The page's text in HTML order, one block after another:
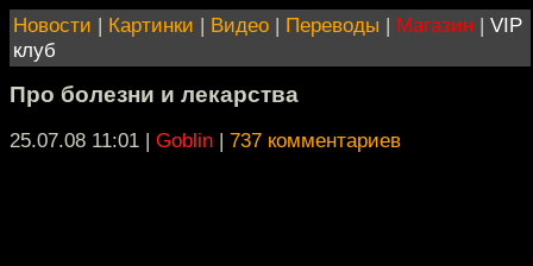
Новости | Картинки | Видео | Переводы | Магазин | VIP
клуб
Про болезни и лекарства
25.07.08 11:01 | Goblin | 737 комментариев